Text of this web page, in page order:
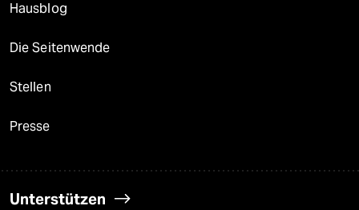
Hausblog
Die Seitenwende
Stellen
Presse
Unterstützen